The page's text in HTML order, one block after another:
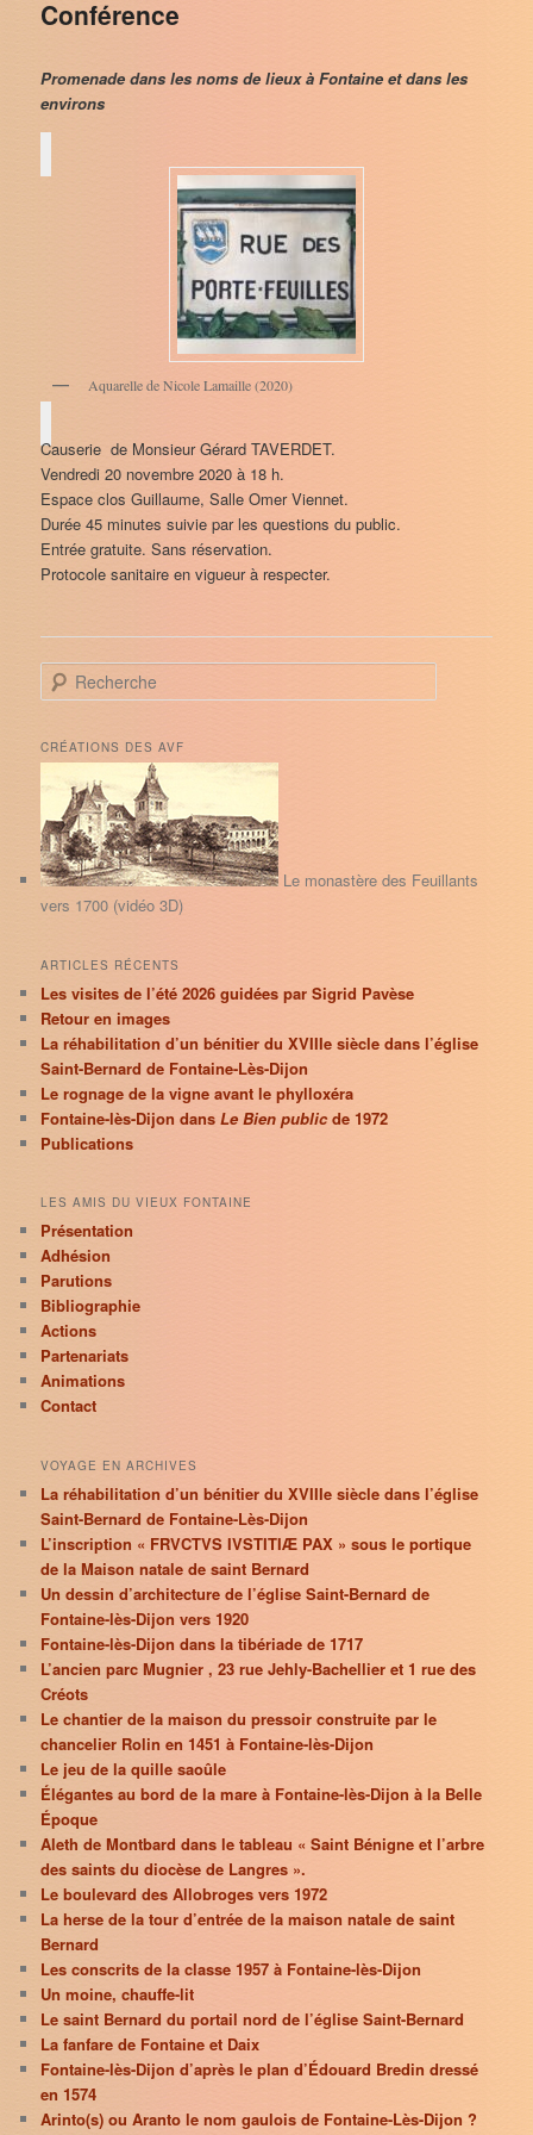
Conférence
Promenade dans les noms de lieux à Fontaine et dans les
environs
Aquarelle de Nicole Lamaille (2020)
Causerie de Monsieur Gérard TAVERDET.
Vendredi 20 novembre 2020 à 18 h.
Espace clos Guillaume, Salle Omer Viennet.
Durée 45 minutes suivie par les questions du public.
Entrée gratuite. Sans réservation.
Protocole sanitaire en vigueur à respecter.
e
h
e
r
h
e
CRÉATIONS DES AVF
Le monastère des Feuillants
vers 1700 (vidéo 3D)
ARTICLES RÉCENTS
Les visites de l’été 2026 guidées par Sigrid Pavèse
Retour en images
La réhabilitation d’un bénitier du XVIIIe siècle dans l’église
Saint-Bernard de Fontaine-Lès-Dijon
Le rognage de la vigne avant le phylloxéra
Fontaine-lès-Dijon dansLe Bien publicde 1972
Publications
LES AMIS DU VIEUX FONTAINE
Présentation
Adhésion
Parutions
Bibliographie
Actions
Partenariats
Animations
Contact
VOYAGE EN ARCHIVES
La réhabilitation d’un bénitier du XVIIIe siècle dans l’église
Saint-Bernard de Fontaine-Lès-Dijon
L’inscription « FRVCTVS IVSTITIÆ PAX » sous le portique
de la Maison natale de saint Bernard
Un dessin d’architecture de l’église Saint-Bernard de
Fontaine-lès-Dijon vers 1920
Fontaine-lès-Dijon dans la tibériade de 1717
L’ancien parc Mugnier , 23 rue Jehly-Bachellier et 1 rue des
Créots
Le chantier de la maison du pressoir construite par le
chancelier Rolin en 1451 à Fontaine-lès-Dijon
Le jeu de la quille saoûle
Élégantes au bord de la mare à Fontaine-lès-Dijon à la Belle
Époque
Aleth de Montbard dans le tableau « Saint Bénigne et l’arbre
des saints du diocèse de Langres ».
Le boulevard des Allobroges vers 1972
La herse de la tour d’entrée de la maison natale de saint
Bernard
Les conscrits de la classe 1957 à Fontaine-lès-Dijon
Un moine, chauffe-lit
Le saint Bernard du portail nord de l’église Saint-Bernard
La fanfare de Fontaine et Daix
Fontaine-lès-Dijon d’après le plan d’Édouard Bredin dressé
en 1574
Arinto(s) ou Aranto le nom gaulois de Fontaine-Lès-Dijon ?